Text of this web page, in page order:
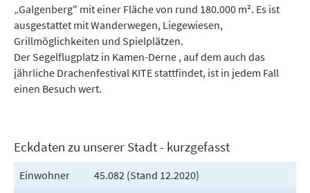
„Galgenberg" mit einer Fläche von rund 180.000 m². Es ist
ausgestattet mit Wanderwegen, Liegewiesen,
Grillmöglichkeiten und Spielplätzen.
Der Segelflugplatz in Kamen-Derne , auf dem auch das
jährliche Drachenfestival KITE stattfindet, ist in jedem Fall
einen Besuch wert.
Eckdaten zu unserer Stadt - kurzgefasst
Einwohner
45.082 (Stand 12.2020)